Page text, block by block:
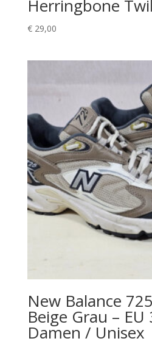
Herringbone
€29,00
New Balance
Beige Grau – EU
Damen / Unisex